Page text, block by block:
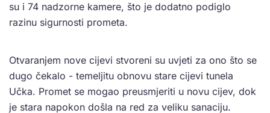
su i 74 nadzorne kamere, što je dodatno podiglo
razinu sigurnosti prometa.
Otvaranjem nove cijevi stvoreni su uvjeti za ono što se
dugo čekalo - temeljitu obnovu stare cijevi tunela
Učka. Promet se mogao preusmjeriti u novu cijev, dok
je stara napokon došla na red za veliku sanaciju.